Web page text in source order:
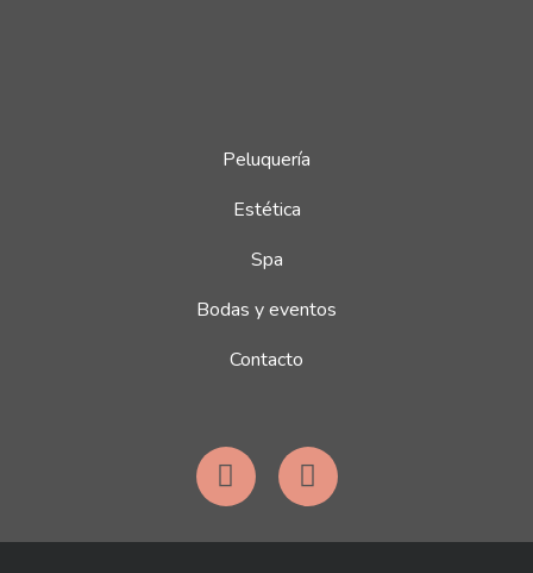
Peluquería
Estética
Spa
Bodas y eventos
Contacto